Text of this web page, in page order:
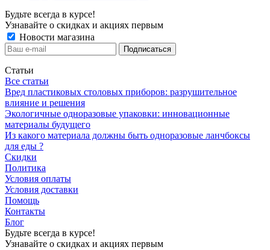
Будьте всегда в курсе!
Узнавайте о скидках и акциях первым
Новости магазина
Статьи
Все статьи
Вред пластиковых столовых приборов: разрушительное
влияние и решения
Экологичные одноразовые упаковки: инновационные
материалы будущего
Из какого материала должны быть одноразовые ланчбоксы
для еды ?
Скидки
Политика
Условия оплаты
Условия доставки
Помощь
Контакты
Блог
Будьте всегда в курсе!
Узнавайте о скидках и акциях первым